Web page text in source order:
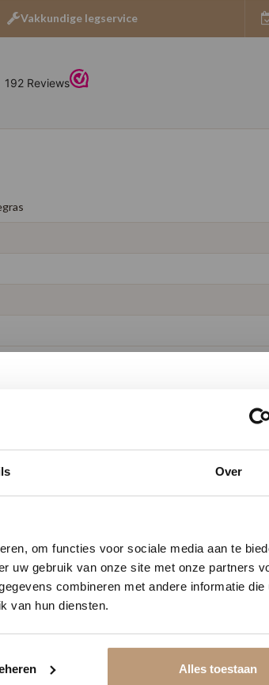
23
op jouw vloer
en bespaar direct.
vloeren
Over
om functies voor sociale media aan te
uw gebruik van onze site met onze partners
combineren met andere informatie die
van hun diensten.
Alles toestaan
Vakkundige legservice
klanten
180+ reviews
-
en de service
op Google →